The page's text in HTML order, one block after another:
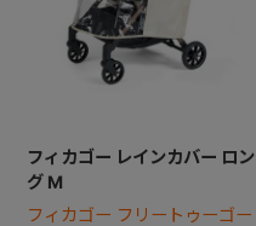
フィカゴー レインカバー ロン
グ M
フィカゴー フリートゥーゴー